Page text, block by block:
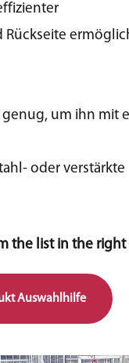
Rückseite
um ihn mit
oder verstärkte
the list in the right
Auswahlhilfe